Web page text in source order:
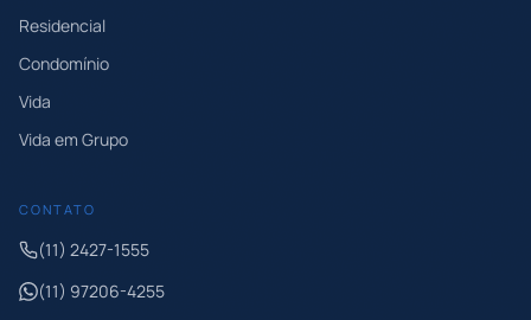
Residencial
Condomínio
Vida
Vida em Grupo
CONTATO
(11) 2427-1555
(11) 97206-4255